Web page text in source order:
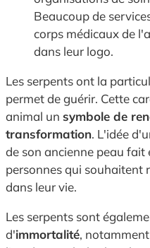
Beaucoup de
corps médicaux de
dans leur logo.
Les serpents ont la
permet de guérir. Cette
animal un symbole de
transformation. L'idée
de son ancienne peau fait
personnes qui souhaitent
dans leur vie.
Les serpents sont
d'immortalité,